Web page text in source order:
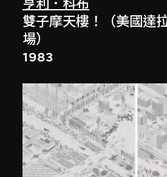
亨利．科布
雙子摩天樓！（美國達
場）
1983